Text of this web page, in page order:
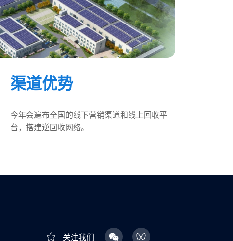
渠道优势
今年会遍布全国的线下营销渠道和线上回收平
台，搭建逆回收网络。
关注我们